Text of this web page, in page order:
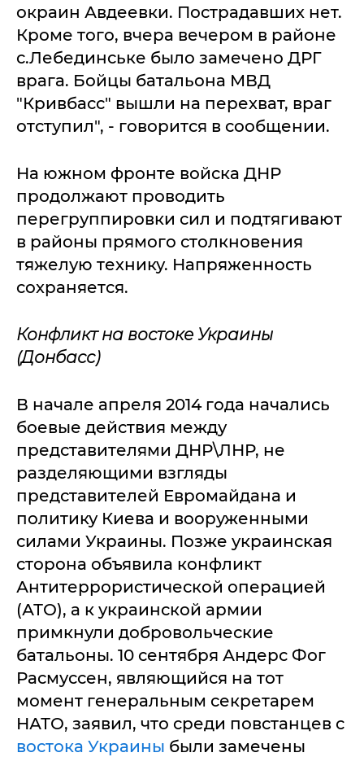
окраин Авдеевки. Пострадавших нет.
Кроме того, вчера вечером в районе
с.Лебединське было замечено ДРГ
врага. Бойцы батальона МВД
"Кривбасс" вышли на перехват, враг
отступил", - говорится в сообщении.
На южном фронте войска ДНР
продолжают проводить
перегруппировки сил и подтягивают
в районы прямого столкновения
тяжелую технику. Напряженность
сохраняется.
Конфликт на востоке Украины
(Донбасс)
В начале апреля 2014 года начались
боевые действия между
представителями ДНР\ЛНР, не
разделяющими взгляды
представителей Евромайдана и
политику Киева и вооруженными
силами Украины. Позже украинская
сторона объявила конфликт
Антитеррористической операцией
(АТО), а к украинской армии
примкнули добровольческие
батальоны. 10 сентября Андерс Фог
Расмуссен, являющийся на тот
момент генеральным секретарем
НАТО, заявил, что среди повстанцев с
востока Украины были замечены